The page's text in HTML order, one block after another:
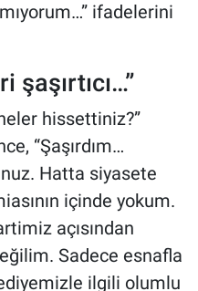
ifadelerini
şaşırtıcı…”
neler hissettiniz?”
“Şaşırdım…
Hatta siyasete
içinde yokum.
açısından
Sadece esnafla
ilgili olumlu